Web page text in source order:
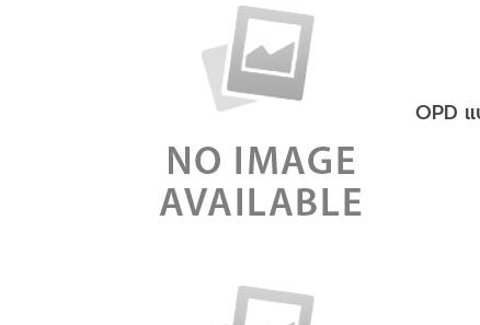
OPD